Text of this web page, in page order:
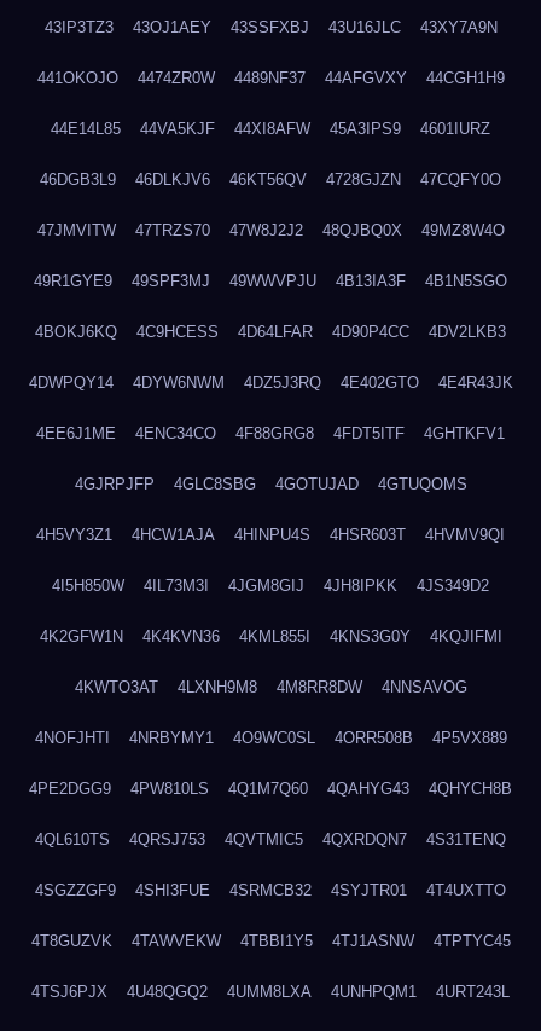
43IP3TZ3 43OJ1AEY 43SSFXBJ 43U16JLC 43XY7A9N
441OKOJO 4474ZR0W 4489NF37 44AFGVXY 44CGH1H9
44E14L85 44VA5KJF 44XI8AFW 45A3IPS9 4601IURZ
46DGB3L9 46DLKJV6 46KT56QV 4728GJZN 47CQFY0O
47JMVITW 47TRZS70 47W8J2J2 48QJBQ0X 49MZ8W4O
49R1GYE9 49SPF3MJ 49WWVPJU 4B13IA3F 4B1N5SGO
4BOKJ6KQ 4C9HCESS 4D64LFAR 4D90P4CC 4DV2LKB3
4DWPQY14 4DYW6NWM 4DZ5J3RQ 4E402GTO 4E4R43JK
4EE6J1ME 4ENC34CO 4F88GRG8 4FDT5ITF 4GHTKFV1
4GJRPJFP 4GLC8SBG 4GOTUJAD 4GTUQOMS
4H5VY3Z1 4HCW1AJA 4HINPU4S 4HSR603T 4HVMV9QI
4I5H850W 4IL73M3I 4JGM8GIJ 4JH8IPKK 4JS349D2
4K2GFW1N 4K4KVN36 4KML855I 4KNS3G0Y 4KQJIFMI
4KWTO3AT 4LXNH9M8 4M8RR8DW 4NNSAVOG
4NOFJHTI 4NRBYMY1 4O9WC0SL 4ORR508B 4P5VX889
4PE2DGG9 4PW810LS 4Q1M7Q60 4QAHYG43 4QHYCH8B
4QL610TS 4QRSJ753 4QVTMIC5 4QXRDQN7 4S31TENQ
4SGZZGF9 4SHI3FUE 4SRMCB32 4SYJTR01 4T4UXTTO
4T8GUZVK 4TAWVEKW 4TBBI1Y5 4TJ1ASNW 4TPTYC45
4TSJ6PJX 4U48QGQ2 4UMM8LXA 4UNHPQM1 4URT243L